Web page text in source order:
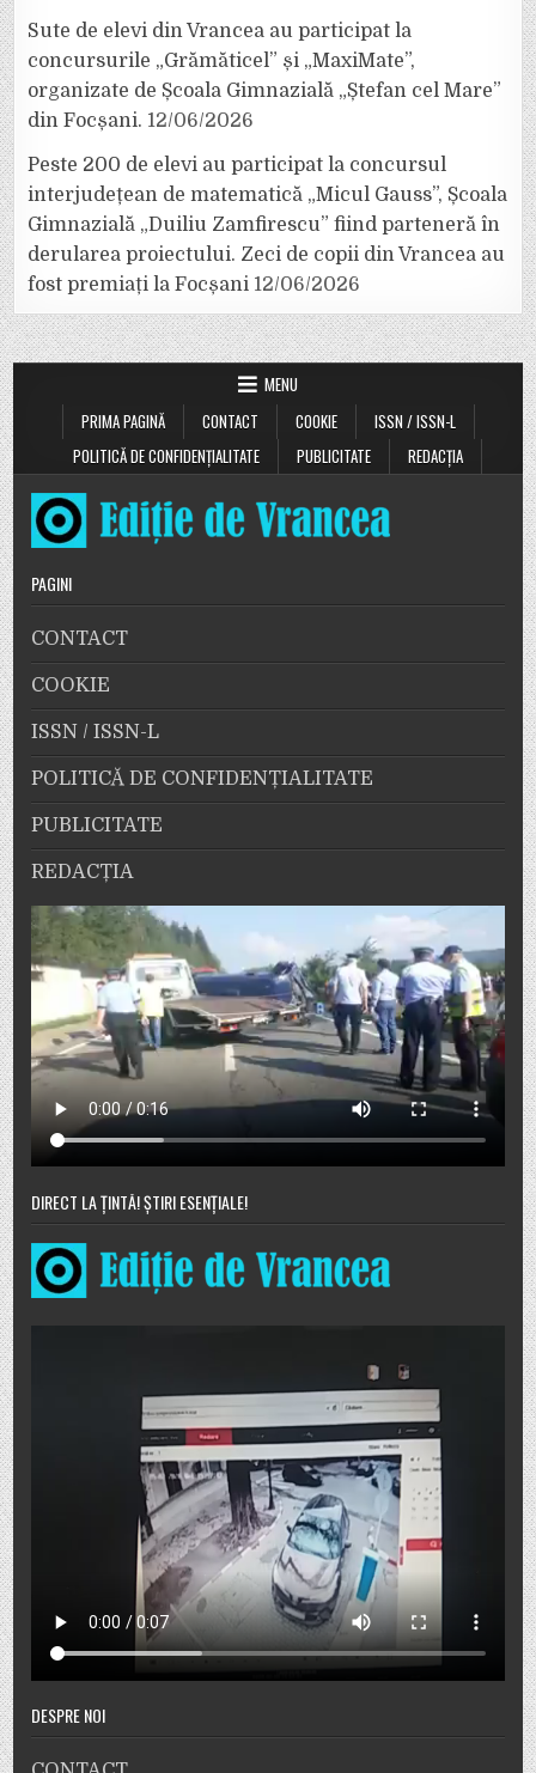
Sute de elevi din Vrancea au participat la
concursurile „Grămăticel” și „MaxiMate”,
organizate de Școala Gimnazială „Ștefan cel Mare”
din Focșani. 12/06/2026
Peste 200 de elevi au participat la concursul
interjudețean de matematică „Micul Gauss”, Școala
Gimnazială „Duiliu Zamfirescu” fiind parteneră în
derularea proiectului. Zeci de copii din Vrancea au
fost premiați la Focșani 12/06/2026
MENU
PRIMA PAGINĂ
CONTACT COOKIE
ISSN / ISSN-L
POLITICĂ DE CONFIDENȚIALITATE
PUBLICITATE REDACȚIA
PAGINI
CONTACT
COOKIE
ISSN / ISSN-L
POLITICĂ DE CONFIDENȚIALITATE
PUBLICITATE
REDACȚIA
DIRECT LA ȚINTĂ! ȘTIRI ESENȚIALE!
DESPRE NOI